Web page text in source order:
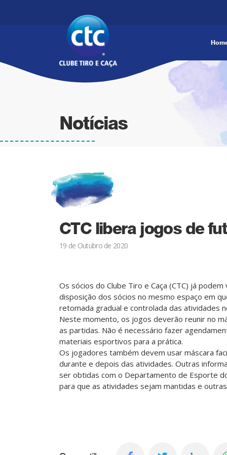
Notícias
CTC libera jogos de
19 de Outubro de 2020
Os sócios do Clube Tiro e Caça (CTC) já
disposição dos sócios no mesmo espaço em
retomada gradual e controlada das atividades
Neste momento, os jogos deverão reunir no
as partidas. Não é necessário fazer
materiais esportivos para a prática.
Os jogadores também devem usar máscara
durante e depois das atividades. Outras
ser obtidas com o Departamento de Esporte
para que as atividades sejam mantidas e